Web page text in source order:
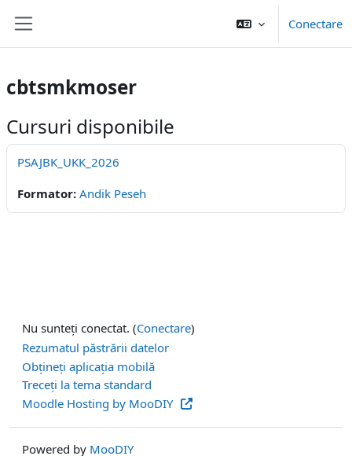
Conectare
cbtsmkmoser
Cursuri disponibile
PSAJBK_UKK_2026
Formator: Andik Peseh
Nu sunteți conectat. (Conectare)
Rezumatul păstrării datelor
Obțineți aplicația mobilă
Treceți la tema standard
Moodle Hosting by MooDIY
Powered by MooDIY